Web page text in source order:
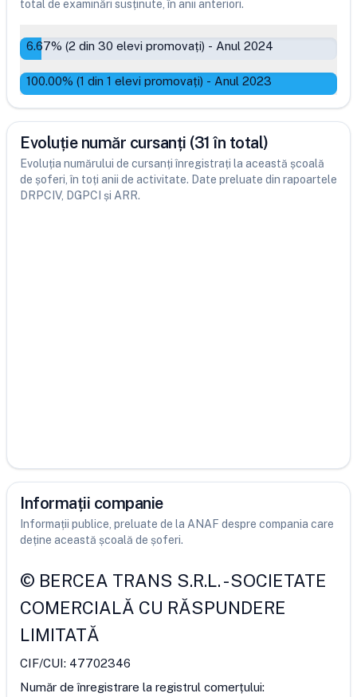
total de examinări susținute, în anii anteriori.
6.67% (2 din 30 elevi promovați) - Anul 2024
100.00% (1 din 1 elevi promovați) - Anul 2023
Evoluție număr cursanți (31 în total)
Evoluția numărului de cursanți înregistrați la această școală
de șoferi, în toți anii de activitate. Date preluate din rapoartele
DRPCIV, DGPCI și ARR.
Informații companie
Informații publice, preluate de la ANAF despre compania care
deține această școală de șoferi.
© BERCEA TRANS S.R.L.-SOCIETATE
COMERCIALĂ CU RĂSPUNDERE
LIMITATĂ
CIF/CUI: 47702346
Număr de înregistrare la registrul comerțului: